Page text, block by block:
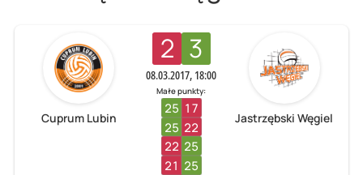
Cuprum Lubin
2 3
08.03.2017, 18:00
Małe punkty:
25 17
25 22
22 25
21 25
Jastrzębski Węgiel